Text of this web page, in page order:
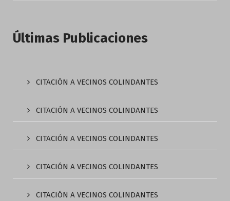
Últimas Publicaciones
CITACIÓN A VECINOS COLINDANTES
CITACIÓN A VECINOS COLINDANTES
CITACIÓN A VECINOS COLINDANTES
CITACIÓN A VECINOS COLINDANTES
CITACIÓN A VECINOS COLINDANTES